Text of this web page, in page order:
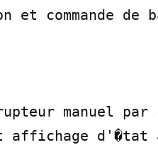
et commande
manuel par
affichage d'�tat